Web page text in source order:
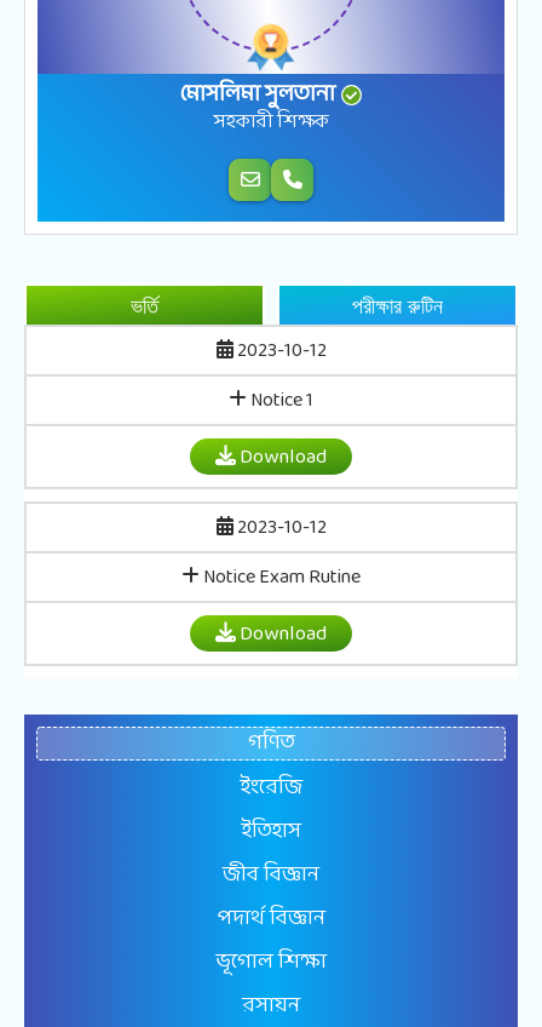
মোসলিমা সুলতানা
সহকারী শিক্ষক
ভর্তি পরীক্ষার রুটিন
2023-10-12
Notice 1
Download
2023-10-12
Notice Exam Rutine
Download
গণিত
ইংরেজি
ইতিহাস
জীব বিজ্ঞান
পদার্থ বিজ্ঞান
ভূগোল শিক্ষা
রসায়ন